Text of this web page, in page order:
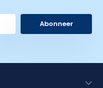
Abonneer